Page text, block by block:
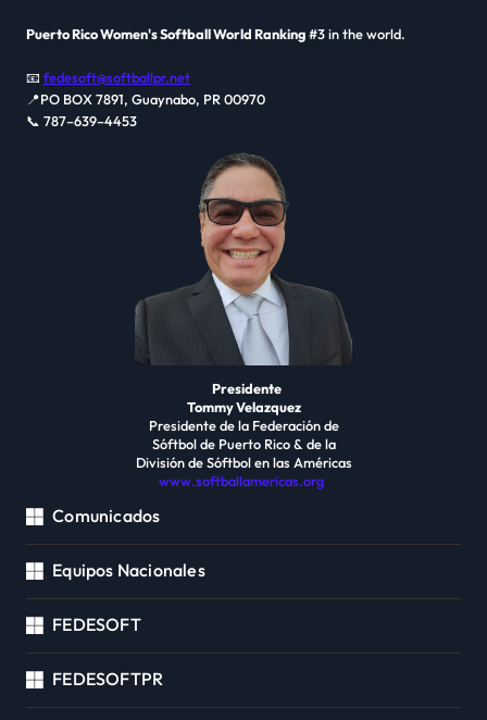
Puerto Rico Women's Softball World Ranking#3 in the world.
📧 fedesoft@softballpr.net
📍PO BOX 7891, Guaynabo, PR 00970
📞 787–639–4453
Presidente
Tommy Velazquez
Presidente de la Federación de
Sóftbol de Puerto Rico & de la
División de Sóftbol en las Américas
www.softballamericas.org
Comunicados
Equipos Nacionales
FEDESOFT
FEDESOFTPR